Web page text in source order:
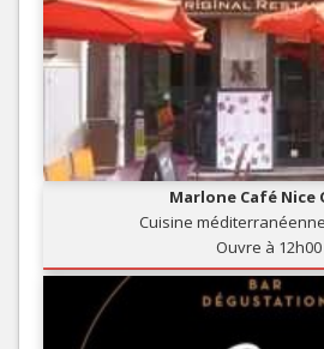
Marlone Café Nice
Cuisine
Ouvre à 12h00